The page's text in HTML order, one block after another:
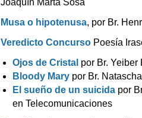
Joaquín Marta Sosa
Musa o hipotenusa, por Br.
Veredicto Concurso Poesía
Ojos de Cristal por Br.
Bloody Mary por Br.
El sueño de un suicida por
en Telecomunicaciones